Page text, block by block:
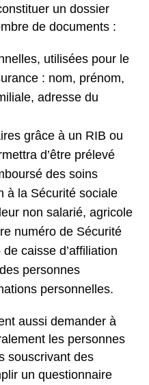
un dossier
de documents :
utilisées pour le
: nom, prénom,
adresse du
grâce à un RIB ou
d’être prélevé
des soins
à la Sécurité sociale
non salarié, agricole
numéro de Sécurité
caisse d’affiliation
personnes
personnelles.
aussi demander à
les personnes
souscrivant des
un questionnaire